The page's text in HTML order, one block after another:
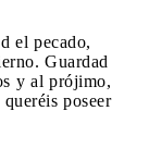
el pecado,
Guardad
y al prójimo,
poseer